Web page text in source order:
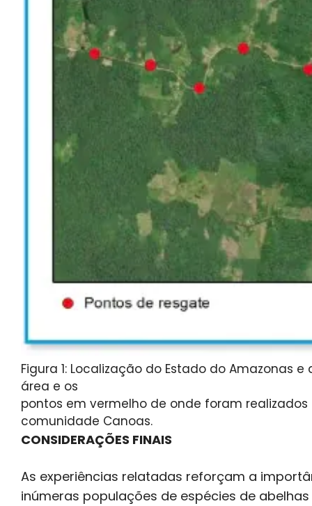
Figura 1: Localização do Estado do Amazonas
área e os
pontos em vermelho de onde foram
comunidade Canoas.
CONSIDERAÇÕES FINAIS
As experiências relatadas reforçam a
inúmeras populações de espécies de